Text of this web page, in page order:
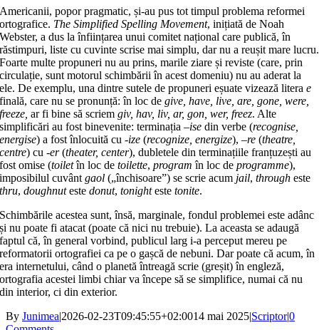
Americanii, popor pragmatic, și-au pus tot timpul problema reformei
ortografice. The Simplified Spelling Movement, inițiată de Noah
Webster, a dus la înființarea unui comitet național care publică, în
răstimpuri, liste cu cuvinte scrise mai simplu, dar nu a reușit mare lucru.
Foarte multe propuneri nu au prins, marile ziare și reviste (care, prin
circulație, sunt motorul schimbării în acest domeniu) nu au aderat la
ele. De exemplu, una dintre sutele de propuneri eșuate vizează literae
finală, care nu se pronunță: în loc degive, have, live, are, gone, were,
freeze, ar fi bine să scriemgiv, hav, liv, ar, gon, wer, freez. Alte
simplificări au fost binevenite: terminația –ise din verbe (recognise,
energise) a fost înlocuită cu-ize (recognize, energize), –re (theatre,
centre) cu-er(theater, center), dubletele din terminațiile franțuzești au
fost omise (toiletîn loc detoilette,program în loc deprogramme),
imposibilul cuvântgaol („închisoare”) se scrie acum jail,through este
thru,doughnutestedonut,tonightestetonite.
Schimbările acestea sunt, însă, marginale, fondul problemei este adânc
și nu poate fi atacat (poate că nici nu trebuie). La aceasta se adaugă
faptul că, în general vorbind, publicul larg i-a perceput mereu pe
reformatorii ortografiei ca pe o gașcă de nebuni. Dar poate că acum, în
era internetului, când o planetă întreagă scrie (greșit) în engleză,
ortografia acestei limbi chiar va începe să se simplifice, numai că nu
din interior, ci din exterior.
By Junimea|2026-02-23T09:45:55+02:0014 mai 2025|Scriptor|0